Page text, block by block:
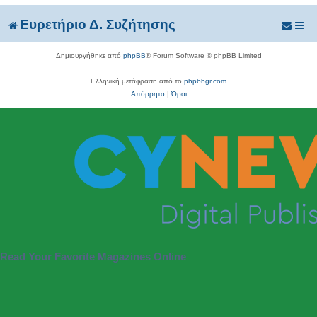
Ευρετήριο Δ. Συζήτησης
Δημιουργήθηκε από phpBB® Forum Software © phpBB Limited
Ελληνική μετάφραση από το phpbbgr.com
Απόρρητο|Όροι
Read Your Favorite Magazines Online